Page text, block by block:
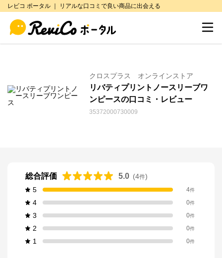
レビコ ポータル ｜ リアルな口コミで良い商品に出会える
クロスプラス オンラインストア
リバティプリントノースリーブワ
ンピースの口コミ・レビュー
35372000730009
総合評価 5.0 (4件)
5
4件
4 0件
3 0件
2 0件
1 0件